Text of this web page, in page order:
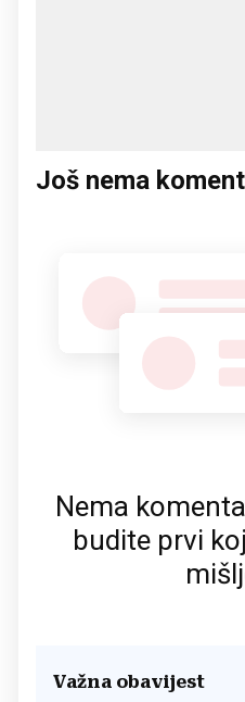
Još nema
Nema
budite prvi
Važna obavijest